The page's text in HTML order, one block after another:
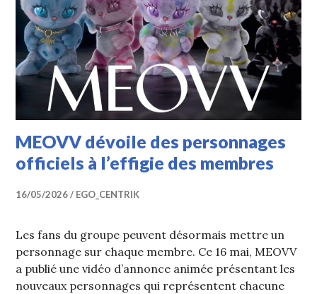
MEOVV dévoile des personnages
officiels à l’effigie des membres
16/05/2026 EGO_CENTRIK
Les fans du groupe peuvent désormais mettre un
personnage sur chaque membre. Ce 16 mai, MEOVV
a publié une vidéo d’annonce animée présentant les
nouveaux personnages qui représentent chacune